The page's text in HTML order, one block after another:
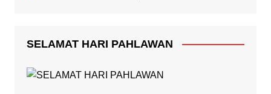
SELAMAT HARI PAHLAWAN